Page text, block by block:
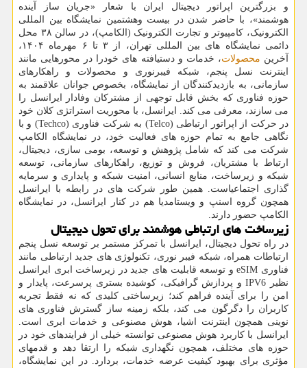
و بزرگترین اپراتور دیجیتال ایران با شعار «جریان ساز آینده
هوشمند»، با حاضر شدن در بیست وهشتمین نمایشگاه بین المللی
الکترونیک، کامپیوتر و تجارت الکترونیک (الکامپ)، در سالن ۳۸ محل
دائمی نمایشگاه های بین المللی تهران، از ۳ تا ۶ مهرماه ۱۴۰۴،
آخرین محصولات، خدمات و دستیافته های خودرا در محورهایی مانند
اینترنت نسل پنجم، شبکه فیبرنوری و محصولات و راهکارهای
سازمانی، به بازدیدکنندگان از نمایشگاه، بخصوص جوانان علاقمند به
حوزه فناوری که بخش قابل توجهی از مشترکان وفادار ایرانسل را
می سازند، معرفی می کند. ایرانسل، با محوریت استراتژی کلان خود
در حرکت از اپراتور ارتباطی (Telco) به شرکت فناوری (Techco) و با
نگاهی جامع به تمام حوزه های فعالیت خود، در نمایشگاه الکامپ
شرکت می کند که شامل پژوهش و توسعه، بومی سازی، دیجیتال،
ارتباط با مشتریان، فروش و توزیع، راهکارهای سازمانی، توسعه
شبکه و زیرساخت، منابع انسانی، امنیت شبکه و پایداری و سرمایه
گذاری اجتماعیاست. همین طور شرکت های در رابطه با ایرانسل
همچون گروه اسنپ و ویستامدیا هم در کنار ایرانسل، در نمایشگاه
الکامپ حضور دارند.
زیرساخت های ارتباطی هوشمند برای تحول دیجیتال
در راه تحول دیجیتال، ایرانسل با تمرکز مستمر بر توسعه نسل پنجم
ارتباطات همراه، شبکه فیبر نوری، تکنولوژی های جدید ارتباطی مانند
فناوری eSIM و توسعه قابلیت های جدید در زیرساخت ابری ایرانسل
نظیر IPV6 و پردازش گرافیکی، کوشیده بستری پرسرعت، پایدار و
امن را برای آینده فراهم کند؛ زیرساختی کلیدی که نه فقط تجربه
کاربران را دگرگون می کند، بلکه زمینه ساز گسترش فناوری های
نوینی همچون اینترنت اشیا، هوش مصنوعی و خدمات ابری است.
ایرانسل با کاربرد هوش مصنوعی توانسته خیلی از فرایندهای خود در
حوزه های مختلف، همچون نگهداری شبکه را ارتقا دهد و قدمهای
مؤثری برای بهبود کیفیت عرضه خدمات، بردارد. در این نمایشگاه،